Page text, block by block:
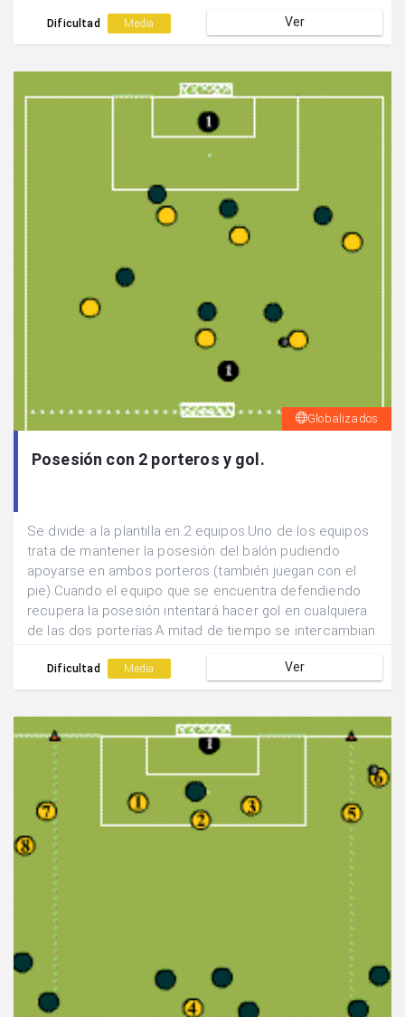
Dificultad Media Ver
Globalizados
Posesión con 2 porteros y gol.
Se divide a la plantilla en 2 equipos.Uno de los equipos
trata de mantener la posesión del balón pudiendo
apoyarse en ambos porteros (también juegan con el
pie).Cuando el equipo que se encuentra defendiendo
recupera la posesión intentará hacer gol en cualquiera
de las dos porterías.A mitad de tiempo se intercambian
Dificultad Media Ver